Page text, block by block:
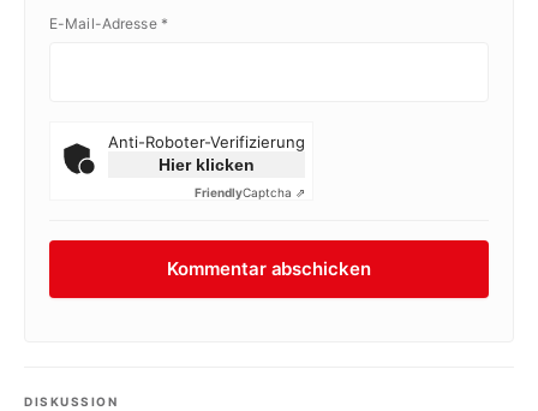
E-Mail-Adresse *
Anti-Roboter-Verifizierung
Hier klicken
FriendlyCaptcha ⇗
DISKUSSION